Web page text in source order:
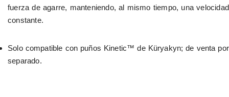
fuerza de agarre, manteniendo, al mismo tiempo, una velocidad
constante.
Solo compatible con puños Kinetic™ de Küryakyn; de venta por
separado.